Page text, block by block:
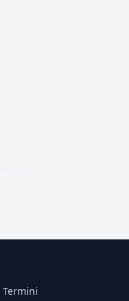
Termini